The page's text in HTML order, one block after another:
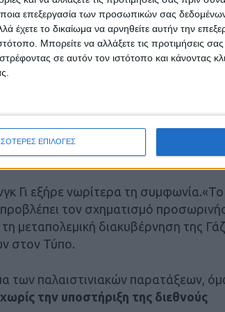
επεξεργασία των προσωπικών σας δεδομένων
έχετε το δικαίωμα να αρνηθείτε αυτήν την
Μπορείτε να αλλάξετε τις προτιμήσεις
σε αυτόν τον ιστότοπο και κάνοντας
ΕΠΙΛΟΓΕΣ
μήνες μετά το ξέσπασμα του πολέμου
να διαδραματίσει
πρέπει να
Γι εξήρε νωρίτερα τη συμφωνία.«Το
τον σχηματισμό
μεταπολεμική διακυβέρνηση της
στον Τύπο.
των παλαιστινιακών παρατάξεων,
την υποστήριξη της διεθνούς